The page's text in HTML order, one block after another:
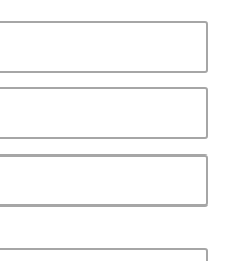
que impulsan la
de APTE.